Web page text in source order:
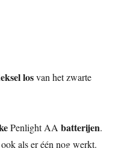
losvan het zwarte
Penlight AAbatterijen.
als er één nog werkt.